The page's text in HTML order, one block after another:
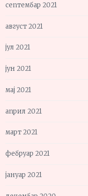
септембар 2021
август 2021
јул 2021
јун 2021
мај 2021
април 2021
март 2021
фебруар 2021
јануар 2021